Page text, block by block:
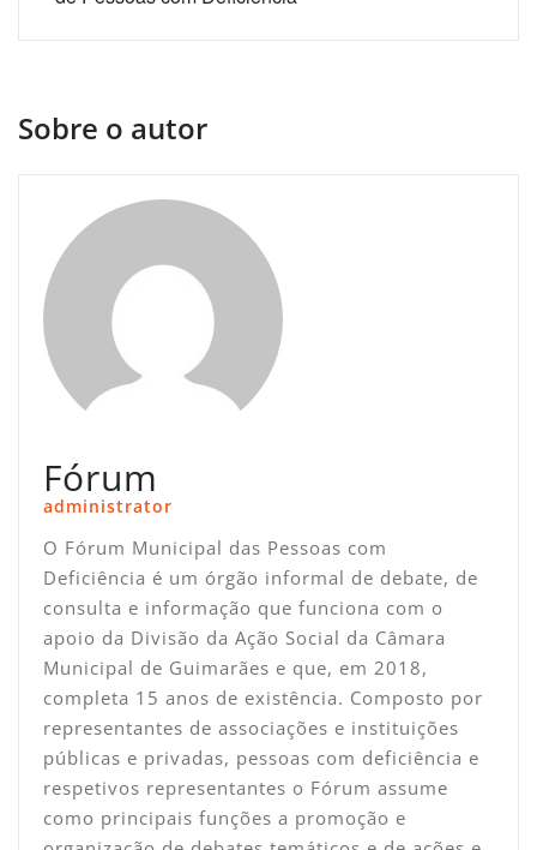
Sobre o autor
Fórum
administrator
O Fórum Municipal das Pessoas com
Deficiência é um órgão informal de debate, de
consulta e informação que funciona com o
apoio da Divisão da Ação Social da Câmara
Municipal de Guimarães e que, em 2018,
completa 15 anos de existência. Composto por
representantes de associações e instituições
públicas e privadas, pessoas com deficiência e
respetivos representantes o Fórum assume
como principais funções a promoção e